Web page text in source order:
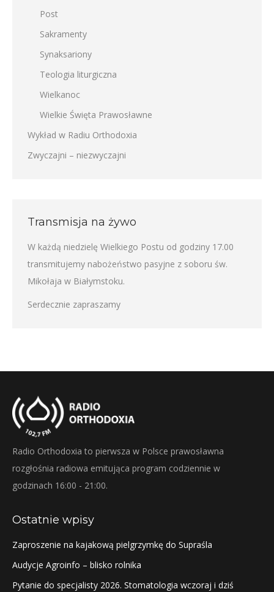
Post
Sakramenty
Synaksariony
Teologia liturgiczna
Wielkanoc
Wielkie Święta Prawosławne
Wykład w Radiu Orthodoxia
Zwyczajni – niezwyczajni
Transmisja na żywo
W każdą niedzielę Wielkiego Postu od godziny 17.00
transmitujemy nabożeństwo pasyjne z soboru św.
Mikołaja w Białymstoku.
Serdecznie zapraszamy
Radio Orthodoxia to pierwsza w Polsce prawosławna
rozgłośnia radiowa emitująca program codziennie w
godzinach 16:00 - 21:00.
Ostatnie wpisy
Zaproszenie na kajakową pielgrzymkę do Supraśla
Audycje Agroinfo – blisko rolnika
Pytanie do specjalisty 2026. Stomatologia wczoraj i dziś